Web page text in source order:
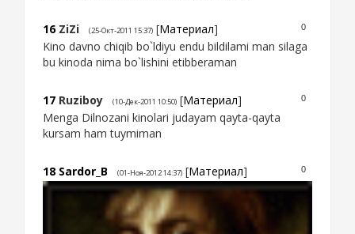
0
16 ZiZi (25-Окт-2011 15:37) [Материал]
Kino davno chiqib bo`ldiyu endu bildilami man silaga
bu kinoda nima bo`lishini etibberaman
0
17 Ruziboy (10-Дек-2011 10:50) [Материал]
Menga Dilnozani kinolari judayam qayta-qayta
kursam ham tuymiman
0
18 Sardor_B (01-Ноя-2012 14:37) [Материал]